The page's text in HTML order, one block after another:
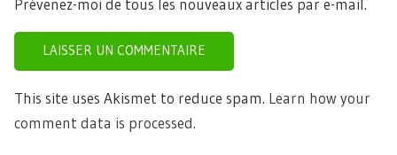
Prévenez-moi de tous les nouveaux articles par e-mail.
This site uses Akismet to reduce spam. Learn how your
comment data is processed.